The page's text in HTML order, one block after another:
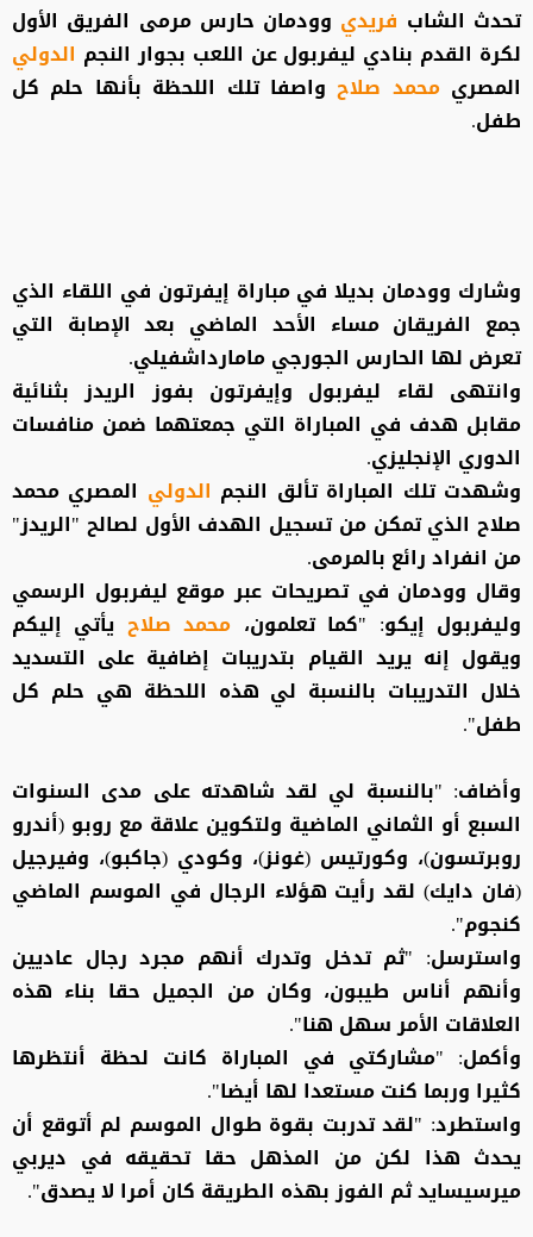
تحدث الشاب فريدي وودمان حارس مرمى الفريق الأول
لكرة القدم بنادي ليفربول عن اللعب بجوار النجم الدولي
المصري محمد صلاح واصفا تلك اللحظة بأنها حلم كل
طفل.
وشارك وودمان بديلا في مباراة إيفرتون في اللقاء الذي
جمع الفريقان مساء الأحد الماضي بعد الإصابة التي
تعرض لها الحارس الجورجي مامارداشفيلي.
وانتهى لقاء ليفربول وإيفرتون بفوز الريدز بثنائية
مقابل هدف في المباراة التي جمعتهما ضمن منافسات
الدوري الإنجليزي.
وشهدت تلك المباراة تألق النجم الدولي المصري محمد
صلاح الذي تمكن من تسجيل الهدف الأول لصالح "الريدز"
من انفراد رائع بالمرمى.
وقال وودمان في تصريحات عبر موقع ليفربول الرسمي
وليفربول إيكو: "كما تعلمون، محمد صلاح يأتي إليكم
ويقول إنه يريد القيام بتدريبات إضافية على التسديد
خلال التدريبات بالنسبة لي هذه اللحظة هي حلم كل
طفل".
وأضاف: "بالنسبة لي لقد شاهدته على مدى السنوات
السبع أو الثماني الماضية ولتكوين علاقة مع روبو (أندرو
روبرتسون)، وكورتيس (غونز)، وكودي (جاكبو)، وفيرجيل
(فان دايك) لقد رأيت هؤلاء الرجال في الموسم الماضي
كنجوم".
واسترسل: "ثم تدخل وتدرك أنهم مجرد رجال عاديين
وأنهم أناس طيبون، وكان من الجميل حقا بناء هذه
العلاقات الأمر سهل هنا".
وأكمل: "مشاركتي في المباراة كانت لحظة أنتظرها
كثيرا وربما كنت مستعدا لها أيضا".
واستطرد: "لقد تدربت بقوة طوال الموسم لم أتوقع أن
يحدث هذا لكن من المذهل حقا تحقيقه في ديربي
ميرسيسايد ثم الفوز بهذه الطريقة كان أمرا لا يصدق".